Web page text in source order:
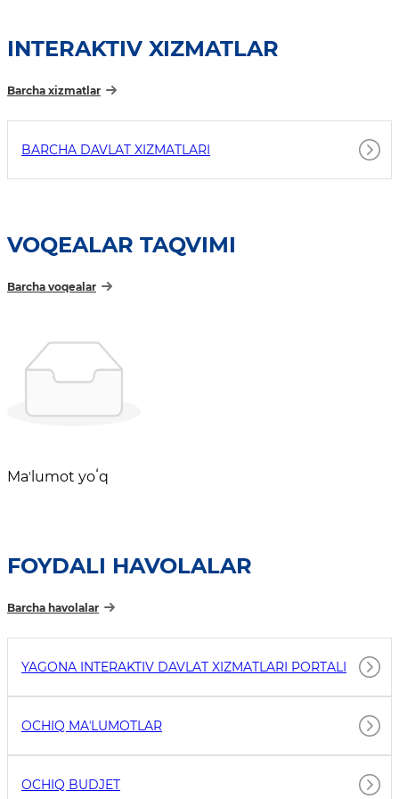
INTERAKTIV XIZMATLAR
Barcha xizmatlar
BARCHA DAVLAT XIZMATLARI
VOQEALAR TAQVIMI
Barcha voqealar
Maʼlumot yoʻq
FOYDALI HAVOLALAR
Barcha havolalar
YAGONA INTERAKTIV DAVLAT XIZMATLARI PORTALI
OCHIQ MAʼLUMOTLAR
OCHIQ BUDJET